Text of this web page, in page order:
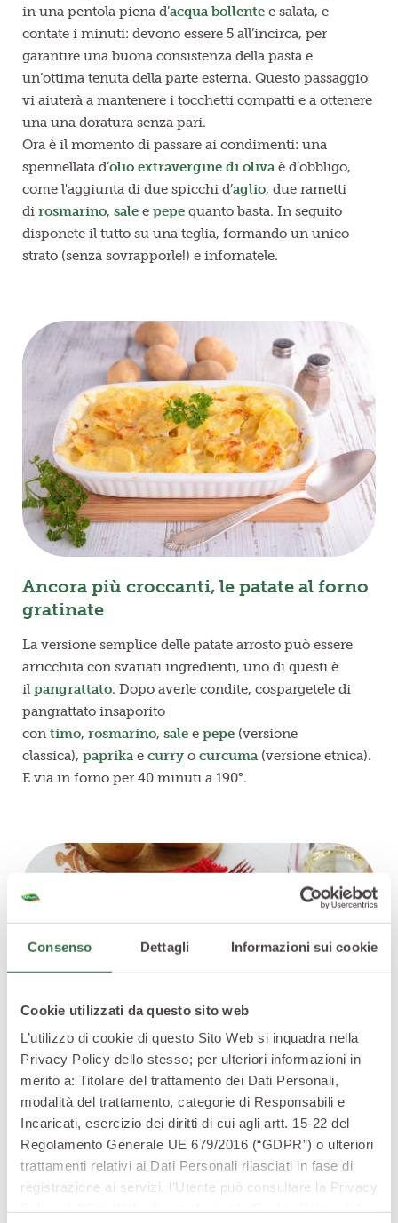
Consenso Dettagli Informazioni sui cookie
Cookie utilizzati da questo sito web
L’utilizzo di cookie di questo Sito Web si inquadra nella
Privacy Policy dello stesso; per ulteriori informazioni in
merito a: Titolare del trattamento dei Dati Personali,
modalità del trattamento, categorie di Responsabili e
Incaricati, esercizio dei diritti di cui agli artt. 15-22 del
Regolamento Generale UE 679/2016 (“GDPR”) o ulteriori
trattamenti relativi ai Dati Personali rilasciati in fase di
registrazione ai servizi, l’Utente può consultare la Privacy
in una pentola piena d’acqua bollente e salata, e
contate i minuti: devono essere 5 all’incirca, per
garantire una buona consistenza della pasta e
un’ottima tenuta della parte esterna. Questo passaggio
vi aiuterà a mantenere i tocchetti compatti e a ottenere
una una doratura senza pari.
Ora è il momento di passare ai condimenti: una
spennellata d’olio extravergine di olivaè d’obbligo,
come l'aggiunta di due spicchi d’aglio, due rametti
di rosmarino, sale e pepe quanto basta. In seguito
disponete il tutto su una teglia, formando un unico
strato (senza sovrapporle!) e infornatele.
Ancora più croccanti, le patate al forno
gratinate
La versione semplice delle patate arrosto può essere
arricchita con svariati ingredienti, uno di questi è
il pangrattato. Dopo averle condite, cospargetele di
pangrattato insaporito
con timo, rosmarino, sale e pepe (versione
classica), paprika e curry o curcuma (versione etnica).
E via in forno per 40 minuti a 190°.
Se son patate al cartoccio, la buccia
rimane al suo posto
Non privatele della buccia, lepatate al cartoccioson
buone così come mamma natura le ha fatte.
Come prepararle? Inserite una noce di burro al centro